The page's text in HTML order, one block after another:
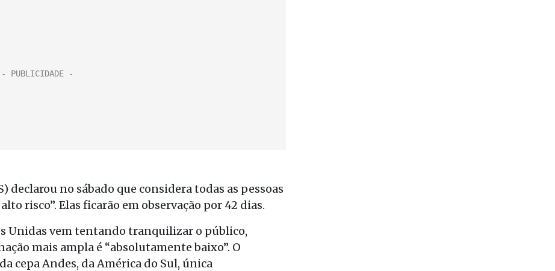
declarou no sábado que considera todas as pessoas
risco”. Elas ficarão em observação por 42 dias.
Unidas vem tentando tranquilizar o público,
mais ampla é “absolutamente baixo”. O
cepa Andes, da América do Sul, única